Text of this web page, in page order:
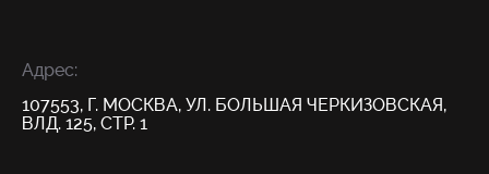
Адрес:
107553, Г. МОСКВА, УЛ. БОЛЬШАЯ ЧЕРКИЗОВСКАЯ,
ВЛД. 125, СТР. 1